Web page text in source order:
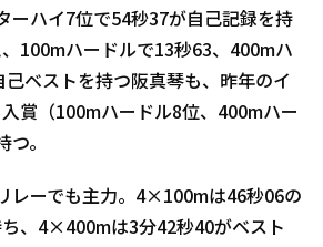
ーハイ7位で54秒37が自己記録を持
100mハードルで13秒63、400mハ
ベストを持つ阪真琴も、昨年のイ
賞（100mハードル8位、400mハー
つ。
レーでも主力。4×100mは46秒06の
、4×400mは3分42秒40がベスト